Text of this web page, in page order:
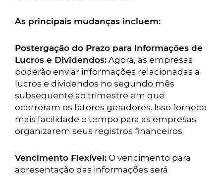
As principais mudanças incluem:
Postergação do Prazo para Informações de
Lucros e Dividendos: Agora, as empresas
poderão enviar informações relacionadas a
lucros e dividendos no segundo mês
subsequente ao trimestre em que
ocorreram os fatores geradores. Isso fornece
mais facilidade e tempo para as empresas
organizarem seus registros financeiros.
Vencimento Flexível: O vencimento para
apresentação das informações será